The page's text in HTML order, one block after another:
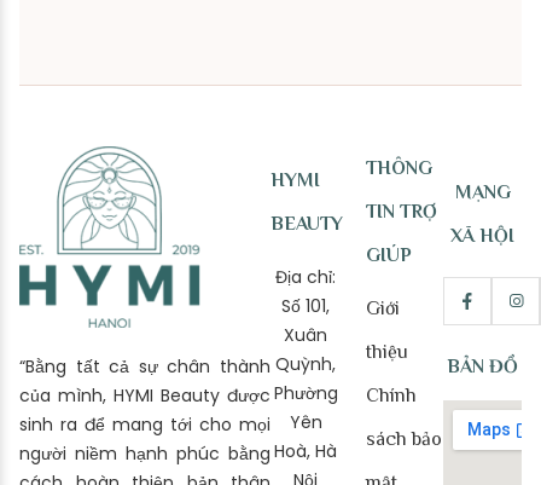
“Bằng tất cả sự chân thành
của mình, HYMI Beauty được
sinh ra để mang tới cho mọi
người niềm hạnh phúc bằng
HYMI
BEAUTY
Địa chỉ:
Số 101,
Xuân
Quỳnh,
Phường
Yên
Hoà, Hà
Nội
THÔNG
TIN TRỢ
GIÚP
Giới
thiệu
Chính
sách bảo
MẠNG
XÃ HỘI
BẢN ĐỒ